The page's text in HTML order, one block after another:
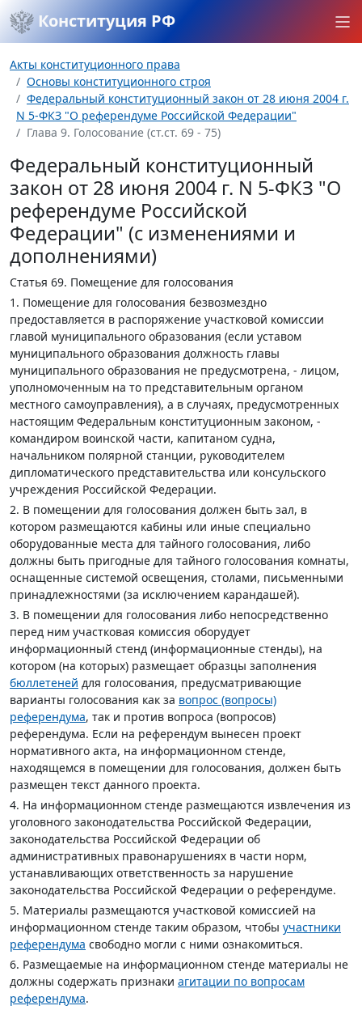
Конституция РФ
Акты конституционного права
Основы конституционного строя
Федеральный конституционный закон от 28 июня 2004 г.
N 5-ФКЗ "О референдуме Российской Федерации"
Глава 9. Голосование (ст.ст. 69 - 75)
Федеральный конституционный
закон от 28 июня 2004 г. N 5-ФКЗ "О
референдуме Российской
Федерации" (с изменениями и
дополнениями)
Статья 69. Помещение для голосования
1. Помещение для голосования безвозмездно
предоставляется в распоряжение участковой комиссии
главой муниципального образования (если уставом
муниципального образования должность главы
муниципального образования не предусмотрена, - лицом,
уполномоченным на то представительным органом
местного самоуправления), а в случаях, предусмотренных
настоящим Федеральным конституционным законом, -
командиром воинской части, капитаном судна,
начальником полярной станции, руководителем
дипломатического представительства или консульского
учреждения Российской Федерации.
2. В помещении для голосования должен быть зал, в
котором размещаются кабины или иные специально
оборудованные места для тайного голосования, либо
должны быть пригодные для тайного голосования комнаты,
оснащенные системой освещения, столами, письменными
принадлежностями (за исключением карандашей).
3. В помещении для голосования либо непосредственно
перед ним участковая комиссия оборудует
информационный стенд (информационные стенды), на
котором (на которых) размещает образцы заполнения
бюллетеней для голосования, предусматривающие
варианты голосования как за вопрос (вопросы)
референдума, так и против вопроса (вопросов)
референдума. Если на референдум вынесен проект
нормативного акта, на информационном стенде,
находящемся в помещении для голосования, должен быть
размещен текст данного проекта.
4. На информационном стенде размещаются извлечения из
уголовного законодательства Российской Федерации,
законодательства Российской Федерации об
административных правонарушениях в части норм,
устанавливающих ответственность за нарушение
законодательства Российской Федерации о референдуме.
5. Материалы размещаются участковой комиссией на
информационном стенде таким образом, чтобы участники
референдума свободно могли с ними ознакомиться.
6. Размещаемые на информационном стенде материалы не
должны содержать признаки агитации по вопросам
референдума.